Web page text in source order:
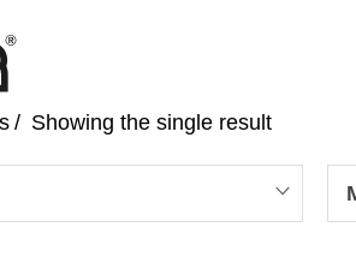
Showing the single result